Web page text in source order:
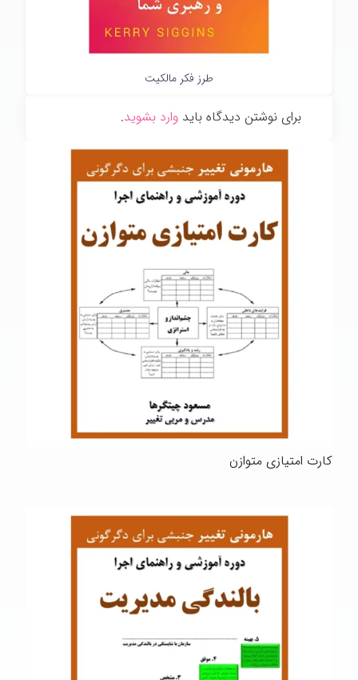
طرز فکر مالکیت
برای نوشتن دیدگاه باید وارد بشوید.
کارت امتیازی متوازن